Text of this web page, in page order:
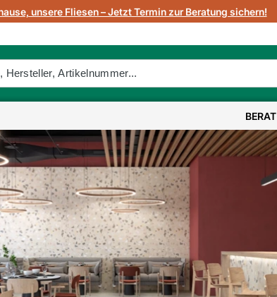
unsere Fliesen – Jetzt Termin zur Beratung sichern!